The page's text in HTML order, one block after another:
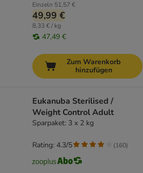
Einzeln 51,57 €
49,99 €
8,33 € / kg
47,49 €
Zum Warenkorb
hinzufügen
Eukanuba Sterilised /
Weight Control Adult
Sparpaket: 3 x 2 kg
Rating: 4.3/5 (160)